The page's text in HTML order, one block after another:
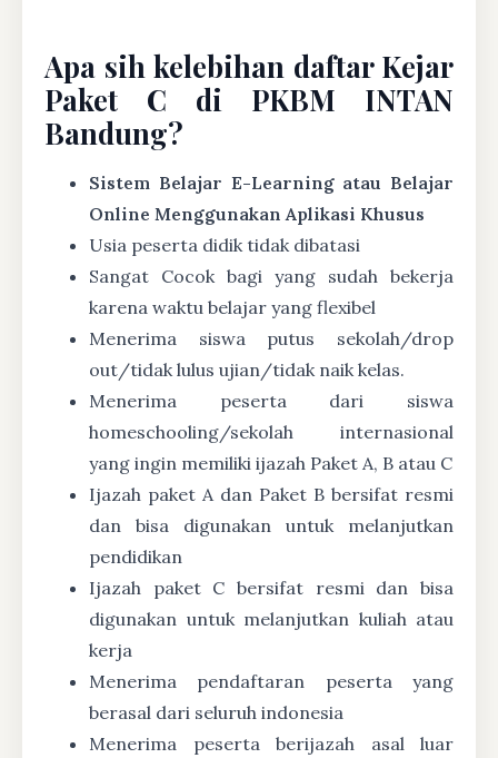
Apa sih kelebihan daftar Kejar
Paket C di PKBM INTAN
Bandung?
Sistem Belajar E-Learning atau Belajar
Online Menggunakan Aplikasi Khusus
Usia peserta didik tidak dibatasi
Sangat Cocok bagi yang sudah bekerja
karena waktu belajar yang flexibel
Menerima siswa putus sekolah/drop
out/tidak lulus ujian/tidak naik kelas.
Menerima peserta dari siswa
homeschooling/sekolah internasional
yang ingin memiliki ijazah Paket A, B atau C
Ijazah paket A dan Paket B bersifat resmi
dan bisa digunakan untuk melanjutkan
pendidikan
Ijazah paket C bersifat resmi dan bisa
digunakan untuk melanjutkan kuliah atau
kerja
Menerima pendaftaran peserta yang
berasal dari seluruh indonesia
Menerima peserta berijazah asal luar